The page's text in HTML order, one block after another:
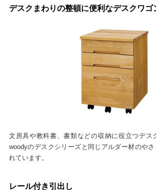
デスクまわりの整頓に便利なデスクワゴ
文房具や教科書、書類などの収納に役立つデス
woodyのデスクシリーズと同じアルダー材のやさ
れています。
レール付き引出し